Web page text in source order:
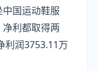
国运动鞋服
净利都取得两
利润3753.11万